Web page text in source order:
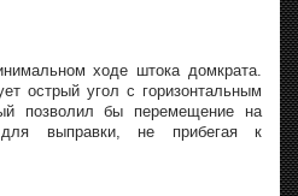
ходе штока домкрата.
острый угол с горизонтальным
позволил бы перемещение на
выправки, не прибегая к